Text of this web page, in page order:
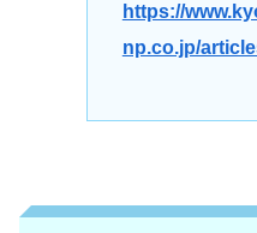
https://
np.co.jp/